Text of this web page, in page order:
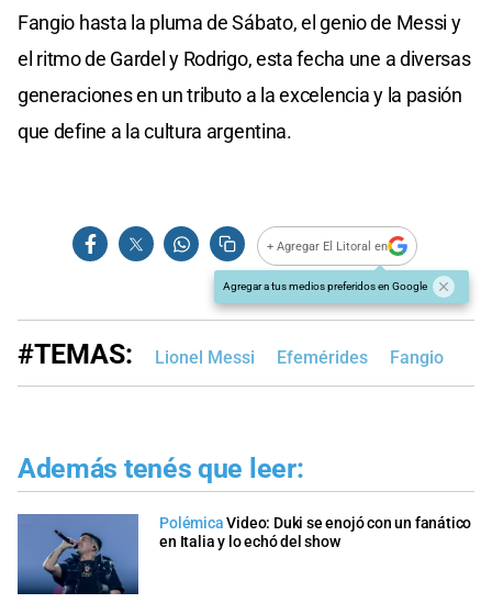
Fangio hasta la pluma de Sábato, el genio de Messi y
el ritmo de Gardel y Rodrigo, esta fecha une a diversas
generaciones en un tributo a la excelencia y la pasión
que define a la cultura argentina.
+ Agregar El Litoral en
Agregar a tus medios preferidos en Google
#TEMAS: Lionel Messi Efemérides Fangio
Además tenés que leer:
Polémica Video: Duki se enojó con un fanático
en Italia y lo echó del show